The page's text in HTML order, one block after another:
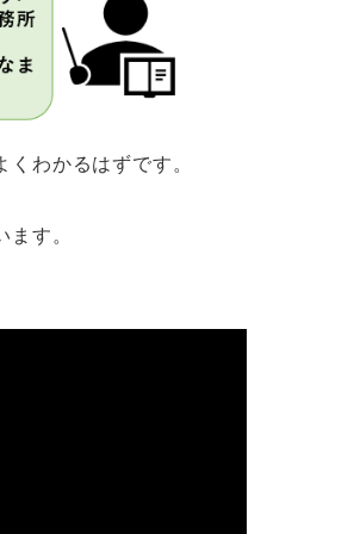
わかるはずです。
す。